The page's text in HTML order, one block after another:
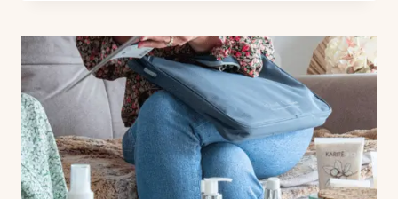
:
LES
5
RÉPONSES
INFAILLIBLES
(GUIDE
COMPLET)